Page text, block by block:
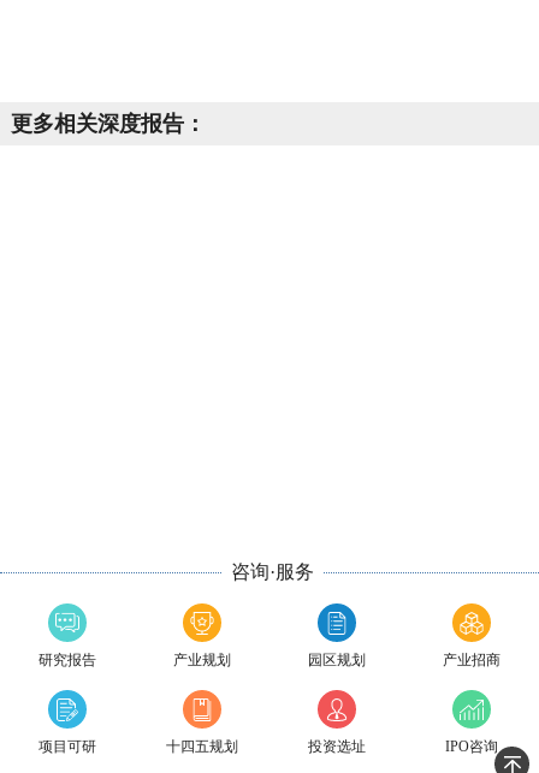
更多相关深度报告：
咨询·服务
研究报告 产业规划 园区规划 产业招商
项目可研 十四五规划 投资选址 IPO咨询